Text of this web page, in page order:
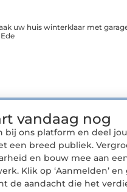
uw huis winterklaar met
vandaag nog
bij ons platform en deel
een breed publiek.
en bouw mee aan
Klik op ‘Aanmelden’ en
de aandacht die het